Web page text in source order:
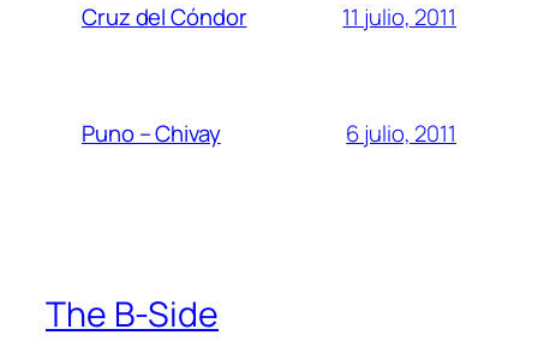
Cruz del Cóndor 11 julio, 2011
Puno – Chivay 6 julio, 2011
The B-Side